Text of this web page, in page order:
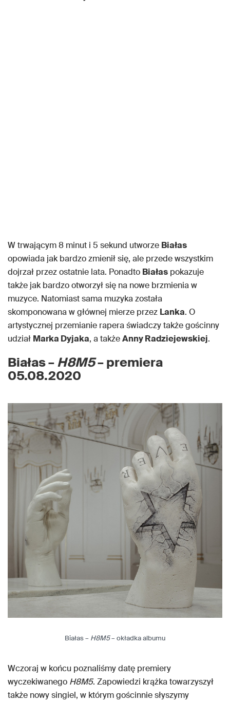
W trwającym 8 minut i 5 sekund utworze Białas
opowiada jak bardzo zmienił się, ale przede wszystkim
dojrzał przez ostatnie lata. Ponadto Białas pokazuje
także jak bardzo otworzył się na nowe brzmienia w
muzyce. Natomiast sama muzyka została
skomponowana w głównej mierze przez Lanka. O
artystycznej przemianie rapera świadczy także gościnny
udział Marka Dyjaka, a takżeAnny Radziejewskiej.
Białas –H8M5– premiera
05.08.2020
Białas – H8M5– okładka albumu
Wczoraj w końcu poznaliśmy datę premiery
wyczekiwanego H8M5. Zapowiedzi krążka towarzyszył
także nowy singiel, w którym gościnnie słyszymy